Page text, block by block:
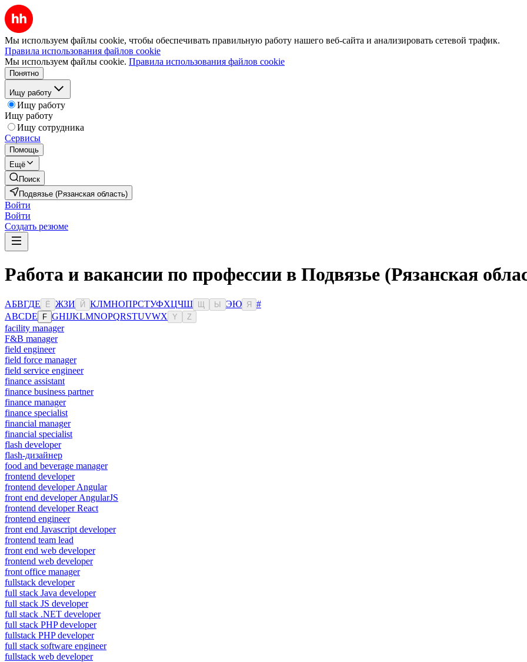
Мы используем файлы cookie, чтобы обеспечивать правильную работу нашего веб-сайта и анализировать сетевой трафик.
Правила использования файлов cookie
Мы используем файлы cookie. Правила использования файлов cookie
Понятно
Ищу работу
Ищу работу
Ищу работу
Ищу сотрудника
Сервисы
Помощь
Ещё
Поиск
Подвязье (Рязанская область)
Войти
Войти
Создать резюме
Работа и вакансии по профессии в Подвязье (Рязанская
АБВГДЕ Ё ЖЗИ Й КЛМНОПРСТУФХЦЧШ Ы ЭЮ Я
#
ABCDE F GHIJKLMNOPQRSTUVWX Y Z
facility manager
F&B manager
field engineer
field force manager
field service engineer
finance assistant
finance business partner
finance manager
finance specialist
financial manager
financial specialist
flash developer
flash-дизайнер
food and beverage manager
frontend developer
frontend developer Angular
front end developer AngularJS
frontend developer React
frontend engineer
front end Javascript developer
frontend team lead
front end web developer
frontend web developer
front office manager
fullstack developer
full stack Java developer
full stack JS developer
full stack .NET developer
full stack PHP developer
fullstack PHP developer
full stack software engineer
fullstack web developer